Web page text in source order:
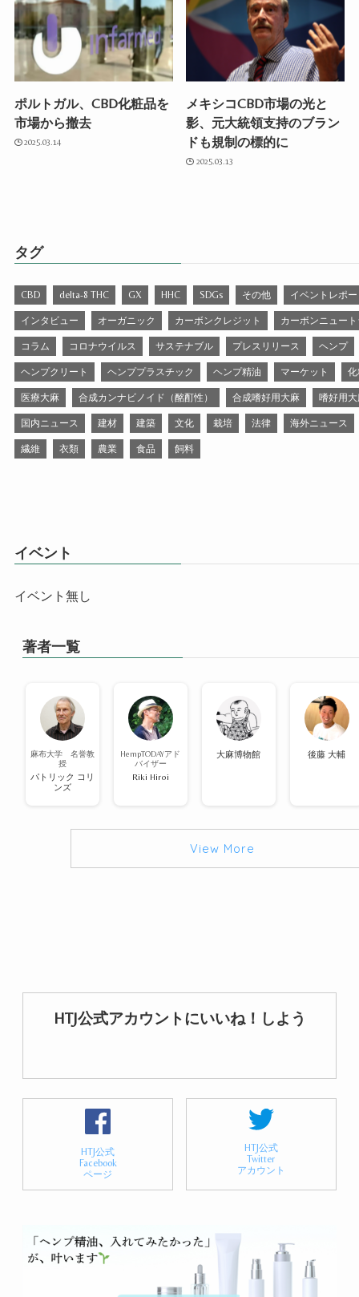
ポルトガル、CBD化粧品を
市場から撤去
2025.03.14
メキシコCBD市場の光と
影、元大統領支持のブラン
ドも規制の標的に
2025.03.13
タグ
CBD delta-8 THC GX HHC SDGs その他 イベントレポ
インタビュー オーガニック カーボンクレジット カーボンニュー
コラム コロナウイルス サステナブル プレスリリース ヘンプ
ヘンプクリート ヘンププラスチック ヘンプ精油 マーケット
医療大麻 合成カンナビノイド（酩酊性） 合成嗜好用大麻 嗜好用
国内ニュース 建材 建築 文化 栽培 法律 海外ニュース
繊維 衣類 農業 食品 飼料
イベント
イベント無し
著者一覧
麻布大学 名誉教
授
パトリック コリ
ンズ
HempTODAYアド
バイザー
Riki Hiroi
大麻博物館 後藤 大輔
View More
HTJ公式アカウントにいいね！しよう
HTJ公式
Facebook
ページ
HTJ公式
Twitter
アカウント